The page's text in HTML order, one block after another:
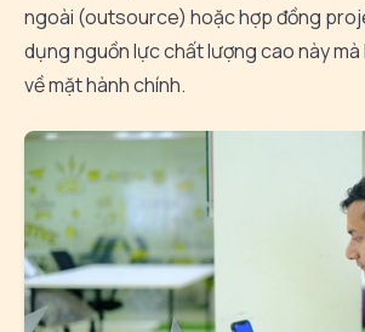
ngoài (outsource) hoặc hợp đồng
dụng nguồn lực chất lượng cao này
về mặt hành chính.